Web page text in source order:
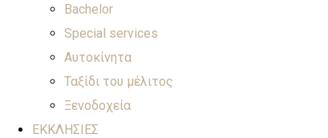
Bachelor
Special services
Αυτοκίνητα
Ταξίδι του μέλιτος
Ξενοδοχεία
ΕΚΚΛΗΣΙΕΣ